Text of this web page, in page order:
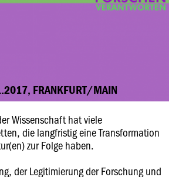
FRANKFURT/MAIN
Wissenschaft hat viele
die langfristig eine Transformation
zur Folge haben.
der Legitimierung der Forschung und